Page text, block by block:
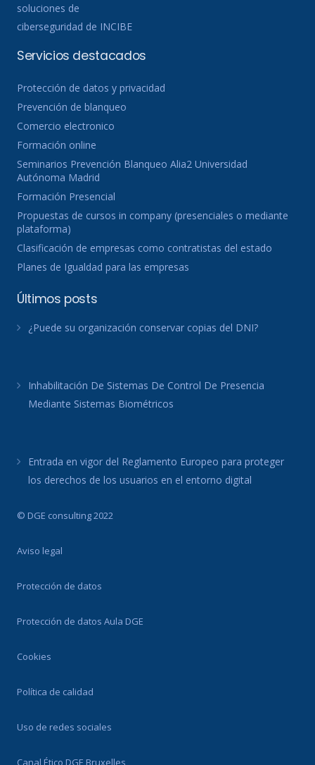
soluciones de
ciberseguridad de INCIBE
Servicios destacados
Protección de datos y privacidad
Prevención de blanqueo
Comercio electronico
Formación online
Seminarios Prevención Blanqueo Alia2 Universidad
Autónoma Madrid
Formación Presencial
Propuestas de cursos in company (presenciales o mediante
plataforma)
Clasificación de empresas como contratistas del estado
Planes de Igualdad para las empresas
Últimos posts
¿Puede su organización conservar copias del DNI?
Inhabilitación De Sistemas De Control De Presencia
Mediante Sistemas Biométricos
Entrada en vigor del Reglamento Europeo para proteger
los derechos de los usuarios en el entorno digital
© DGE consulting 2022
Aviso legal
Protección de datos
Protección de datos Aula DGE
Cookies
Política de calidad
Uso de redes sociales
Canal Ético DGE Bruxelles